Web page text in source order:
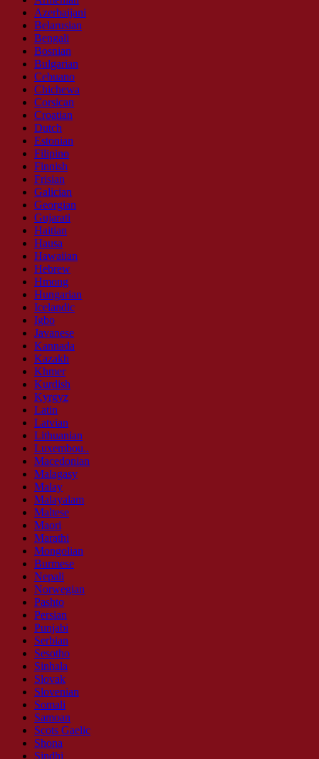
Azerbaijani
Belarusian
Bengali
Bosnian
Bulgarian
Cebuano
Chichewa
Corsican
Croatian
Dutch
Estonian
Filipino
Finnish
Frisian
Galician
Georgian
Gujarati
Haitian
Hausa
Hawaiian
Hebrew
Hmong
Hungarian
Icelandic
Igbo
Javanese
Kannada
Kazakh
Khmer
Kurdish
Kyrgyz
Latin
Latvian
Lithuanian
Luxembou..
Macedonian
Malagasy
Malay
Malayalam
Maltese
Maori
Marathi
Mongolian
Burmese
Nepali
Norwegian
Pashto
Persian
Punjabi
Serbian
Sesotho
Sinhala
Slovak
Slovenian
Somali
Samoan
Scots Gaelic
Shona
Sindhi